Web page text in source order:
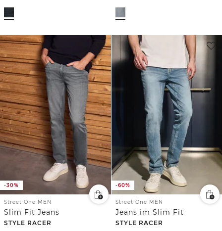
-30%
Street One MEN
Slim Fit Jeans
STYLE RACER
-60%
Street One MEN
Jeans im Slim Fit
STYLE RACER